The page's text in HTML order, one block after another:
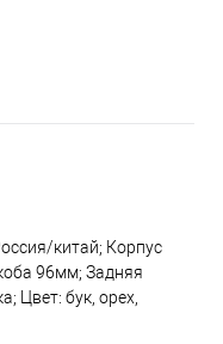
китай; Корпус
96мм; Задняя
Цвет: бук, орех,